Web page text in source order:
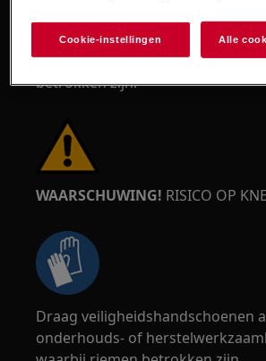
Draag veiligheidsbrillen als u
herstelwerkzaamheden uitvoert
betrokken zijn.
WAARSCHUWING! RISICO OP
Draag veiligheidshandschoenen
onderhouds- of
Cookie-instellingen Alle